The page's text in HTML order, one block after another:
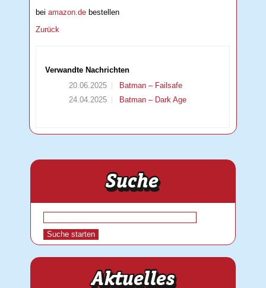
beiamazon.de bestellen
Zurück
Verwandte Nachrichten
20.06.2025
Batman – Failsafe
24.04.2025
Batman – Dark Age